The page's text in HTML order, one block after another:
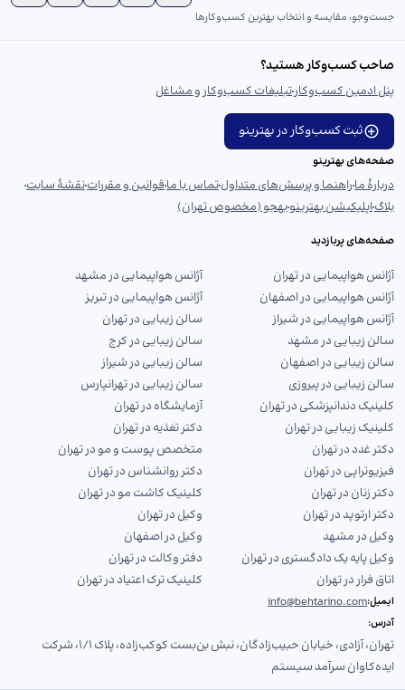
جست‌و‌جو، مقایسه و انتخاب بهترین کسب‌وکارها
صاحب کسب‌وکار هستید؟
پنل ادمین کسب‌وکارتبلیغات کسب‌وکار و مشاغل
ثبت کسب‌وکار در بهترینو
صفحه‌های بهترینو
دربارهٔ ماراهنما و پرسش‌های متداولتماس با ماقوانین و مقرراتنقشهٔ سایت
بلاگاپلیکیشن بهترینوبهجو (مخصوص تهران)
صفحه‌های پربازدید
آژانس هواپیمایی در تهران
آژانس هواپیمایی در مشهد
آژانس هواپیمایی در اصفهان
آژانس هواپیمایی در تبریز
آژانس هواپیمایی در شیراز
سالن زیبایی در تهران
سالن زیبایی در مشهد
سالن زیبایی در کرج
سالن زیبایی در اصفهان
سالن زیبایی در شیراز
سالن زیبایی در پیروزی
سالن زیبایی در تهرانپارس
کلینیک دندانپزشکی در تهران
آزمایشگاه در تهران
کلینیک زیبایی در تهران
دکتر تغذیه در تهران
دکتر غدد در تهران
متخصص پوست و مو در تهران
فیزیوتراپی در تهران
دکتر روانشناس در تهران
دکتر زنان در تهران
کلینیک کاشت مو در تهران
دکتر ارتوپد در تهران
وکیل در تهران
وکیل در مشهد
وکیل در اصفهان
وکیل پایه یک دادگستری در تهران
دفتر وکالت در تهران
اتاق فرار در تهران
کلینیک ترک اعتیاد در تهران
ایمیل:info@behtarino.com
آدرس:
تهران، آزادی، خیابان حبیب‌زادگان، نبش بن‌بست کوکب‌زاده، پلاک ۱/۱، شرکت
ایده‌کاوان سرآمد سیستم